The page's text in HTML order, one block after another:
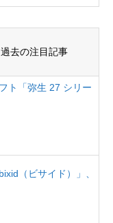
過去の注目記事
ト「弥生 27 シリー
（ビサイド）」、